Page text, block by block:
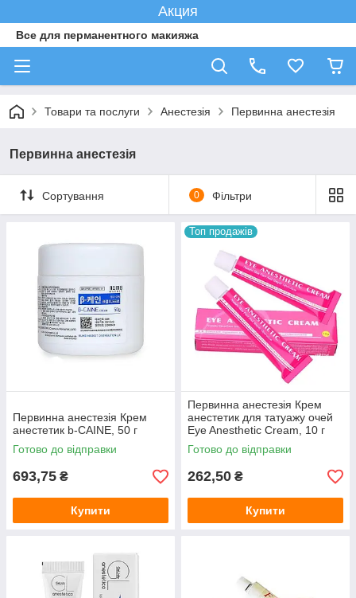
Акция
Все для перманентного макияжа
Товари та послуги Анестезія Первинна анестезія
Первинна анестезія
Сортування 0 Фільтри
Первинна анестезія Крем
анестетик b-CAINE, 50 г
Готово до відправки
693,75 ₴
Купити
Топ продажів
Первинна анестезія Крем
анестетик для татуажу очей
Eye Anesthetic Cream, 10 г
Готово до відправки
262,50 ₴
Купити